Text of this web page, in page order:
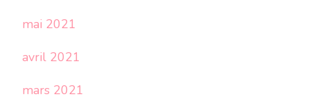
mai 2021
avril 2021
mars 2021